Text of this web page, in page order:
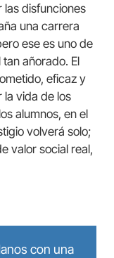
disfunciones
una carrera
ese es uno de
añorado. El
eficaz y
la vida de los
alumnos, en el
volverá solo;
valor social real,
con una